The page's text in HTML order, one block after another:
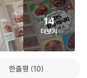
어울리는 일품요리부터
끼로도 든든한 볶음요
황금 같은 레시피로 식탁
14
더보기
한줄평 10